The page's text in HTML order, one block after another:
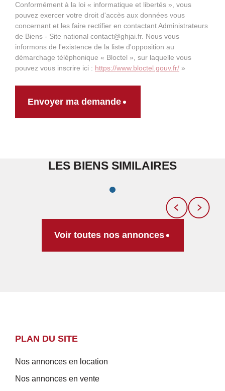
Conformément à la loi « informatique et libertés », vous
pouvez exercer votre droit d'accès aux données vous
concernant et les faire rectifier en contactant Administrateurs
de Biens - Site national contact@ghjai.fr. Nous vous
informons de l'existence de la liste d'opposition au
démarchage téléphonique « Bloctel », sur laquelle vous
pouvez vous inscrire ici : https://www.bloctel.gouv.fr/ »
Envoyer ma demande
LES BIENS SIMILAIRES
Voir toutes nos annonces
PLAN DU SITE
Nos annonces en location
Nos annonces en vente